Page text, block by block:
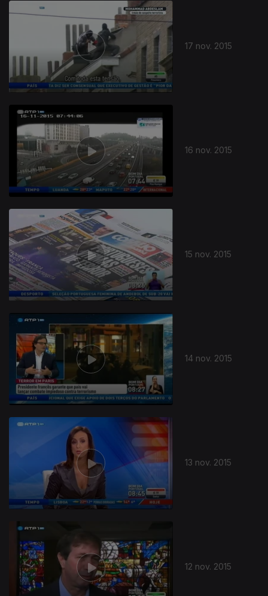
17 nov. 2015
16 nov. 2015
15 nov. 2015
14 nov. 2015
13 nov. 2015
12 nov. 2015